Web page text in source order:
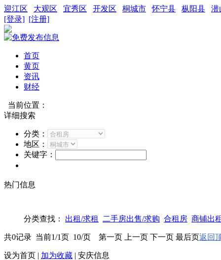
迎江区 大观区 宜秀区 开发区 桐城市 怀宁县 枞阳县
潜
[登录] [注册]
首页
黄页
资讯
财经
当前位置：
详细搜索
分类：
地区：
关键字：
热门信息
分类查找： 出租/求租 二手房出售/求购 合租房 商铺出
返回
共0记录 当前1/1页 10/页 第一页 上一页 下一页 最后页
设为首页 | 加为收藏 | 安庆信息